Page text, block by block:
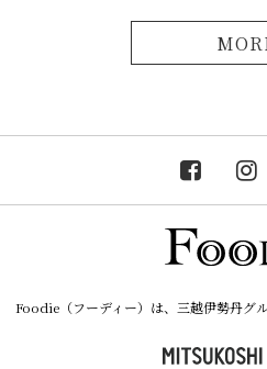
Foodie（フーディー）は、三越伊勢丹グ